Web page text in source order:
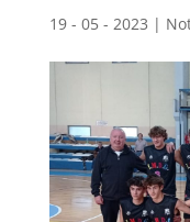
19 - 05 - 2023 |